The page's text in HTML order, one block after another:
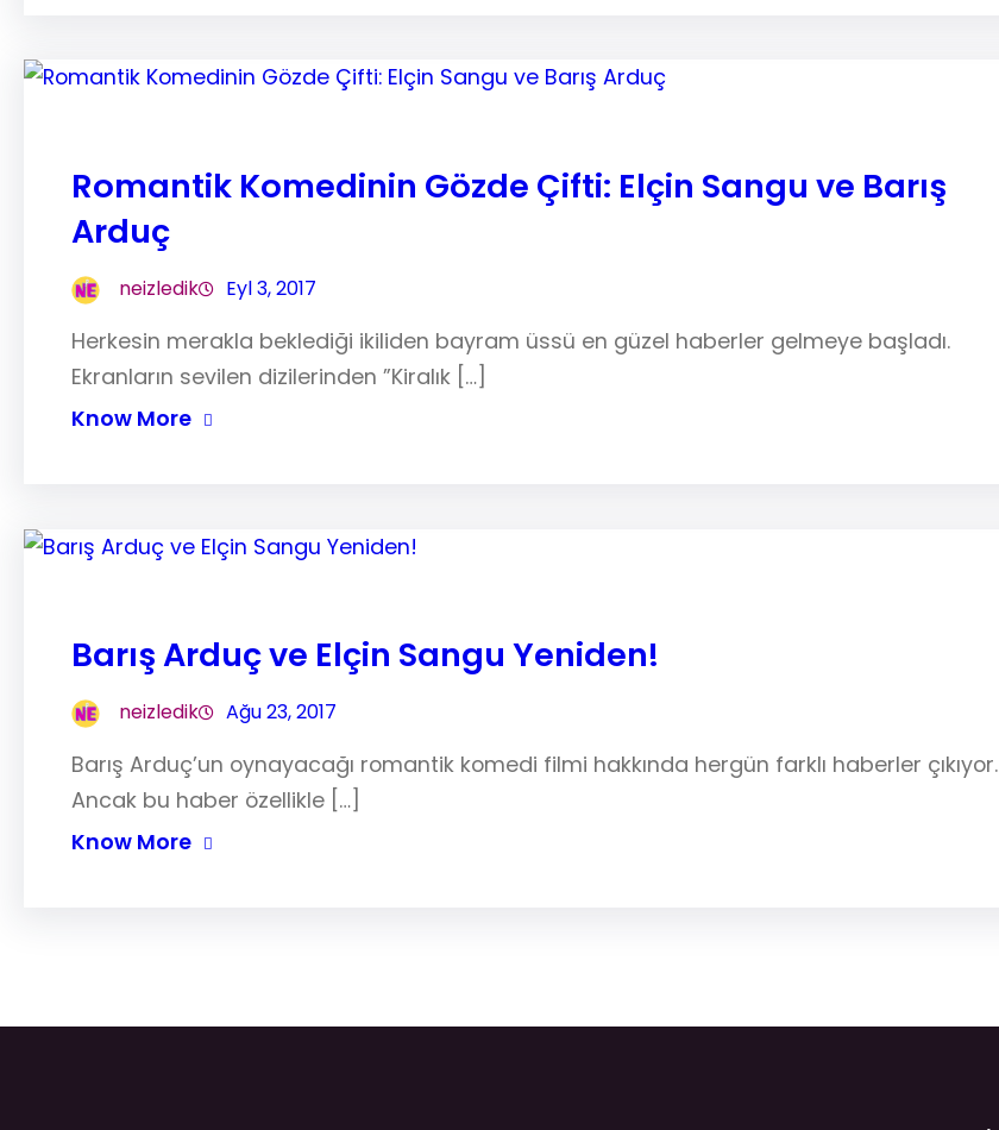
Romantik Komedinin Gözde Çifti: Elçin Sangu ve Barış
Arduç
neizledik Eyl 3, 2017
Herkesin merakla beklediği ikiliden bayram üssü en güzel haberler gelmeye başladı.
Ekranların sevilen dizilerinden ”Kiralık […]
Know More
Barış Arduç ve Elçin Sangu Yeniden!
neizledik Ağu 23, 2017
Barış Arduç’un oynayacağı romantik komedi filmi hakkında hergün farklı haberler çıkıyor.
Ancak bu haber özellikle […]
Know More